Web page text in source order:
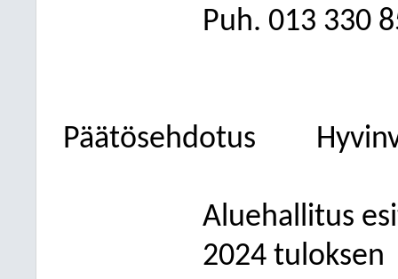
Puh. 013 330
Päätösehdotus
Aluehallitus
2024 tuloksen